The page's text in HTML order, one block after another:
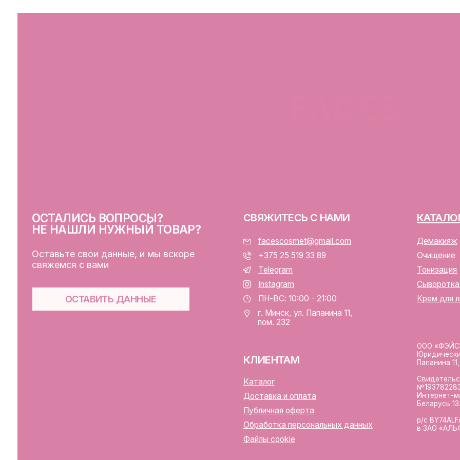
Каталог
Юридический адрес:
Папанина 11, пом. 232.
Свидетельство о
№193782283, выдано
Интернет-магазин
Беларусь 13.01.2025 за
р/с
в ЗАО «АЛЬФА-БАНК»
Доставка и оплата
Публичная оферта
Обработка персональных данных
Файлы cookie
КЛИЕНТАМ